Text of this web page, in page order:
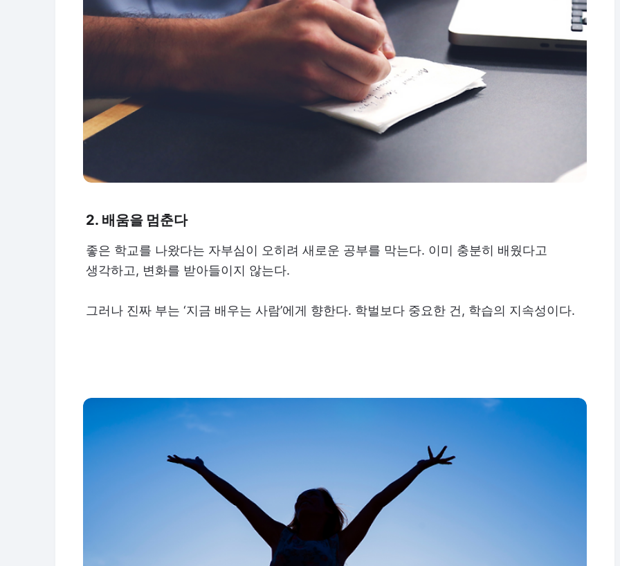
2. 배움을 멈춘다
좋은 학교를 나왔다는 자부심이 오히려 새로운 공부를 막는다. 이미 충분히 배웠다고
생각하고, 변화를 받아들이지 않는다.
그러나 진짜 부는 ‘지금 배우는 사람’에게 향한다. 학벌보다 중요한 건, 학습의 지속성이다.